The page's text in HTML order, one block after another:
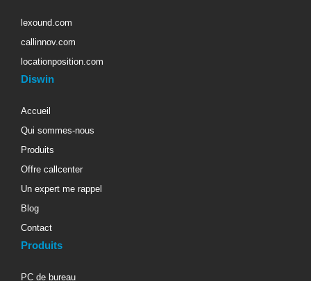
lexound.com
callinnov.com
locationposition.com
Diswin
Accueil
Qui sommes-nous
Produits
Offre callcenter
Un expert me rappel
Blog
Contact
Produits
PC de bureau